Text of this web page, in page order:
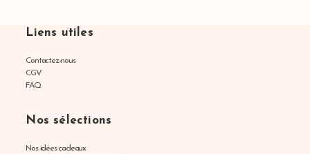
Liens utiles
Contactez-nous
CGV
FAQ
Nos sélections
Nos idées cadeaux